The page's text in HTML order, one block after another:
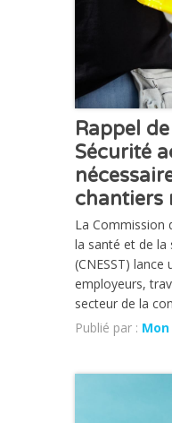
Rappel
Sécurité
chantiers
La Commission
la santé et de la
(CNESST)
employeurs,
secteur de la
Publié par :